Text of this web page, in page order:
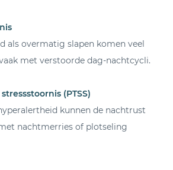
als overmatig slapen komen veel
met verstoorde dag-nachtcycli.
(PTSS)
kunnen de nachtrust
nachtmerries of plotseling